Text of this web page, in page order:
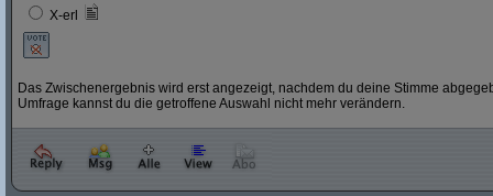
X-erl
Das Zwischenergebnis wird erst angezeigt, nachdem du deine Stimme
Umfrage kannst du die getroffene Auswahl nicht mehr verändern.